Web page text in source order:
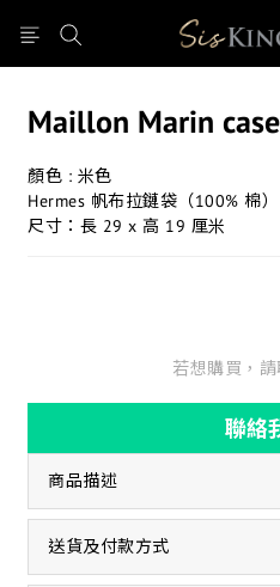
Maillon Marin
顏色 : 米色
Hermes 帆布拉鏈袋（100% 棉）
尺寸：長 29 x 高 19 厘米
若想購買，請
聯絡
商品描述
送貨及付款方式